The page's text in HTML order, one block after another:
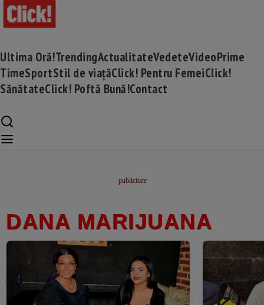
Ultima Oră!TrendingActualitateVedeteVideoPrime
TimeSportStil de viațăClick! Pentru FemeiClick!
SănătateClick! Poftă Bună!Contact
DANA MARIJUANA